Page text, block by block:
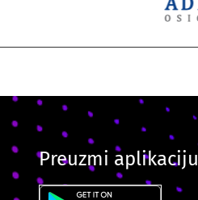
Preuzmi aplikaciju